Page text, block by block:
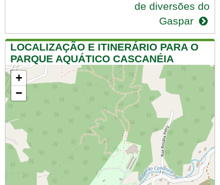
de diversões do
Gaspar
LOCALIZAÇÃO E ITINERÁRIO PARA O
PARQUE AQUÁTICO CASCANÉIA
+
−